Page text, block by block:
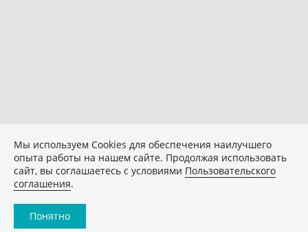
Мы используем Сookies для обеспечения наилучшего
опыта работы на нашем сайте. Продолжая использовать
сайт, вы соглашаетесь с условиями Пользовательского
соглашения.
Понятно